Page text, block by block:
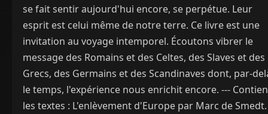
se fait sentir aujourd'hui encore, se perpétue. Leur
esprit est celui même de notre terre. Ce livre est une
invitation au voyage intemporel. Écoutons vibrer le
message des Romains et des Celtes, des Slaves et des
Grecs, des Germains et des Scandinaves dont, par-
le temps, l'expérience nous enrichit encore. ---
les textes : L'enlèvement d'Europe par Marc de Smedt.